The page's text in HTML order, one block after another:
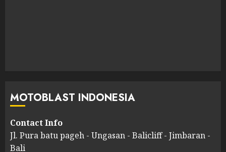
MOTOBLAST INDONESIA
Contact Info
Jl. Pura batu pageh - Ungasan - Balicliff - Jimbaran -
Bali